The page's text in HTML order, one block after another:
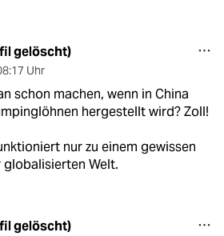
gelöscht)
Uhr
schon machen, wenn in China
hergestellt wird? Zoll!
nur zu einem gewissen
globalisierten Welt.
gelöscht)